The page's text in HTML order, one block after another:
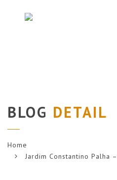
BLOG DETAIL
Home
Jardim Constantino Palha